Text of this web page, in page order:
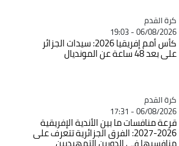
Catégorie
كرة القدم
06/08/2026 - 19:03
كأس أمم إفريقيا 2026: سيدات الجزائر
على بعد 48 ساعة عن المونديال
Catégorie
كرة القدم
06/08/2026 - 17:31
قرعة منافسات ما بين الأندية الإفريقية
2026-2027: الفرق الجزائرية تتعرف على